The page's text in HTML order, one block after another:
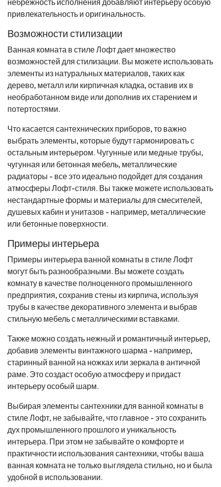
привлекательность и оригинальность.
Возможности стилизации
Ванная комната в стиле Лофт дает множество
возможностей для стилизации. Вы можете использовать
элементы из натуральных материалов, таких как
дерево, металл или кирпичная кладка, оставив их в
необработанном виде или дополнив их старением и
потертостями.
Что касается сантехнических приборов, то важно
выбрать элементы, которые будут гармонировать с
остальным интерьером. Чугунные или медные трубы,
чугунная или бетонная мебель, металлические
радиаторы - все это идеально подойдет для создания
атмосферы Лофт-стиля. Вы также можете использовать
нестандартные формы и материалы для смесителей,
душевых кабин и унитазов - например, металлические
или бетонные поверхности.
Примеры интерьера
Примеры интерьера ванной комнаты в стиле Лофт
могут быть разнообразными. Вы можете создать
комнату в качестве полноценного промышленного
предприятия, сохранив стены из кирпича, используя
трубы в качестве декоративного элемента и выбрав
стильную мебель с металлическими вставками.
Также можно создать нежный и романтичный интерьер,
добавив элементы винтажного шарма - например,
старинный ванной на ножках или зеркала в античной
раме. Это создаст особую атмосферу и придаст
интерьеру особый шарм.
Выбирая элементы сантехники для ванной комнаты в
стиле Лофт, не забывайте, что главное - это сохранить
дух промышленного прошлого и уникальность
интерьера. При этом не забывайте о комфорте и
практичности использования сантехники, чтобы ваша
ванная комната не только выглядела стильно, но и была
удобной в использовании.